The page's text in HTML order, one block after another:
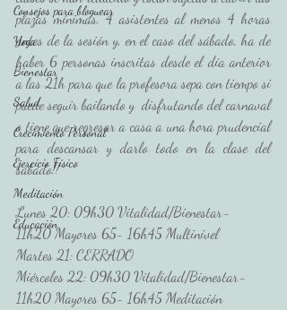
Consejos para bloguear
Yoga
Bienestar
Salud
Crecimiento Personal
Ejercicio Físico
Meditación
Educación
plazas mínimas, 4 asistentes al menos 4 horas
antes de la sesión y, en el caso del sábado, ha de
haber 6 personas inscritas desde el día anterior
a las 21h para que la profesora sepa con tiempo si
puede seguir bailando y  disfrutando del carnaval
o tiene que regresar a casa a una hora prudencial
para descansar y darlo todo en la clase del
sábado!!
Lunes 20: 09h30 Vitalidad/Bienestar-
11h20 Mayores 65- 16h45 Multinivel
Martes 21: CERRADO
Miércoles 22: 09h30 Vitalidad/Bienestar-
11h20 Mayores 65- 16h45 Meditación